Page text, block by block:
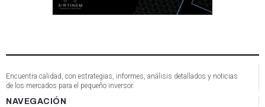
Encuentra calidad, con estrategias, informes, análisis detallados y noticias
de los mercados para el pequeño inversor.
NAVEGACIÓN